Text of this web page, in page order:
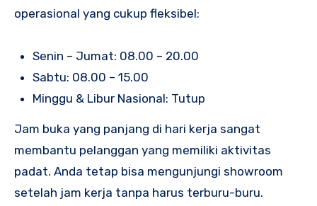
operasional yang cukup fleksibel:
Senin – Jumat: 08.00 – 20.00
Sabtu: 08.00 – 15.00
Minggu & Libur Nasional: Tutup
Jam buka yang panjang di hari kerja sangat
membantu pelanggan yang memiliki aktivitas
padat. Anda tetap bisa mengunjungi showroom
setelah jam kerja tanpa harus terburu-buru.